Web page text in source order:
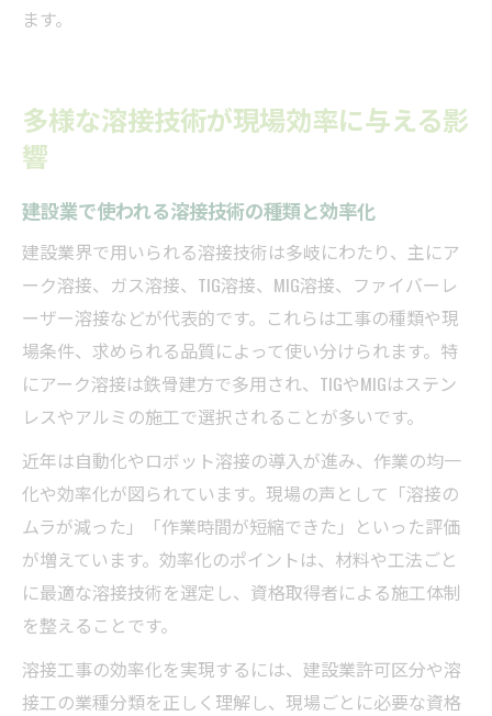
ます。
多様な溶接技術が現場効率に与える影
響
建設業で使われる溶接技術の種類と効率化
建設業界で用いられる溶接技術は多岐にわたり、主にア
ーク溶接、ガス溶接、TIG溶接、MIG溶接、ファイバーレ
ーザー溶接などが代表的です。これらは工事の種類や現
場条件、求められる品質によって使い分けられます。特
にアーク溶接は鉄骨建方で多用され、TIGやMIGはステン
レスやアルミの施工で選択されることが多いです。
近年は自動化やロボット溶接の導入が進み、作業の均一
化や効率化が図られています。現場の声として「溶接の
ムラが減った」「作業時間が短縮できた」といった評価
が増えています。効率化のポイントは、材料や工法ごと
に最適な溶接技術を選定し、資格取得者による施工体制
を整えることです。
溶接工事の効率化を実現するには、建設業許可区分や溶
接工の業種分類を正しく理解し、現場ごとに必要な資格